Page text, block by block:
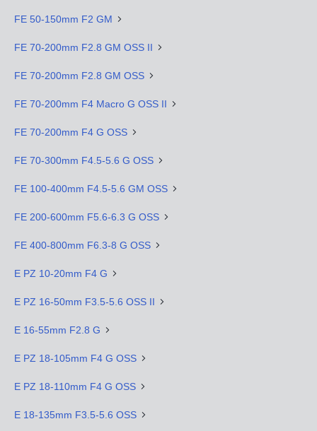
FE 50-150mm F2 GM
FE 70-200mm F2.8 GM OSS II
FE 70-200mm F2.8 GM OSS
FE 70-200mm F4 Macro G OSS II
FE 70-200mm F4 G OSS
FE 70-300mm F4.5-5.6 G OSS
FE 100-400mm F4.5-5.6 GM OSS
FE 200-600mm F5.6-6.3 G OSS
FE 400-800mm F6.3-8 G OSS
E PZ 10-20mm F4 G
E PZ 16-50mm F3.5-5.6 OSS II
E 16-55mm F2.8 G
E PZ 18-105mm F4 G OSS
E PZ 18-110mm F4 G OSS
E 18-135mm F3.5-5.6 OSS